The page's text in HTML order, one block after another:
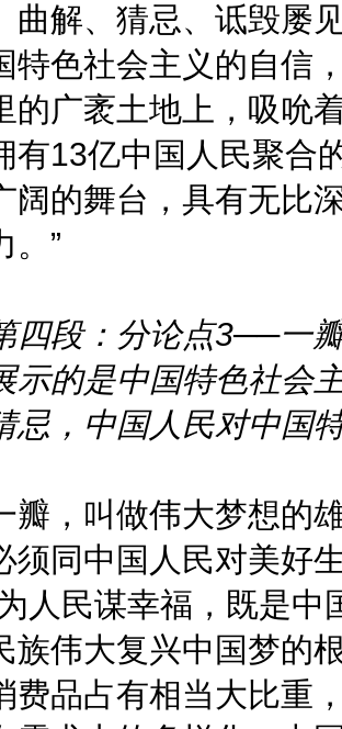
曲解、猜忌、诋毁屡
特色社会主义的自信
的广袤土地上，吸吮
有13亿中国人民聚合
阔的舞台，具有无比
。”
四段：分论点3──一
示的是中国特色社会
忌，中国人民对中国
叫做伟大梦想的雄
须同中国人民对美好
人民谋幸福，既是
族伟大复兴中国梦的
费品占有相当大比重